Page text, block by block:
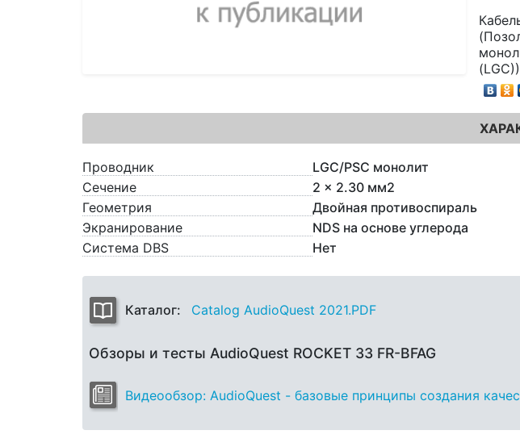
Проводник
LGC/PSC монолит
Сечение
2 x 2.30 мм2
Геометрия
Двойная противоспираль
Экранирование
NDS на основе углерода
Система DBS
Нет
Каталог: Catalog AudioQuest 2021.PDF
Обзоры и тесты AudioQuest ROCKET 33 FR-BFAG
Видеообзор: AudioQuest - базовые принципы создания